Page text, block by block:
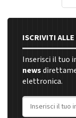
ISCRIVITI
Inserisci il tuo
news
elettronica.
Indirizzo email